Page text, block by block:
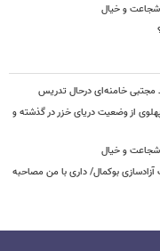
شجاعت و خیال
مجتبی خامنه‌ای درحال تدریس
از وضعیت دریای خزر در گذشته و
شجاعت و خیال
بوکمال/ داری با من مصاحبه‌